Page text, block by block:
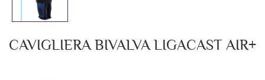
CAVIGLIERA BIVALVA LIGACAST AIR+